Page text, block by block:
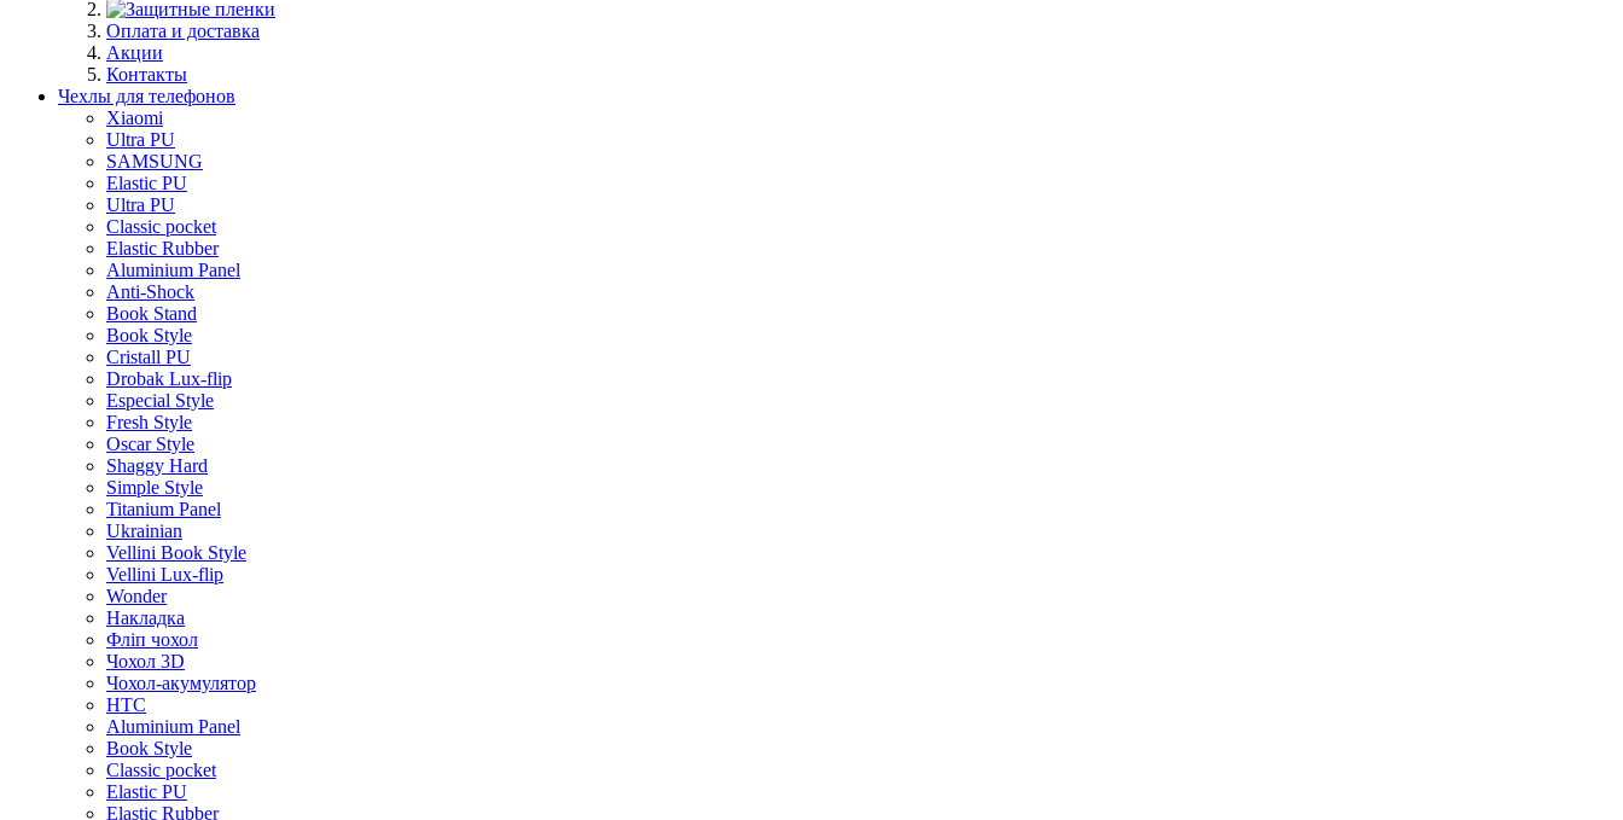
Оплата и доставка
Акции
Контакты
Чехлы для телефонов
Xiaomi
Ultra PU
SAMSUNG
Elastic PU
Ultra PU
Classic pocket
Elastic Rubber
Aluminium Panel
Anti-Shock
Book Stand
Book Style
Cristall PU
Drobak Lux-flip
Especial Style
Fresh Style
Oscar Style
Shaggy Hard
Simple Style
Titanium Panel
Ukrainian
Vellini Book Style
Vellini Lux-flip
Wonder
Накладка
Фліп чохол
Чохол 3D
Чохол-акумулятор
HTC
Aluminium Panel
Book Style
Classic pocket
Elastic PU
Elastic Rubber